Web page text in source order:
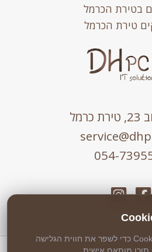
בטירת הכרמל
טירת הכרמל
054-
אנו משתמשים בקובצי Cookie כדי לשפר את חווית הגלישה